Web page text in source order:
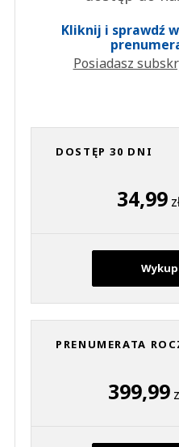
Kliknij i sprawdź
Posiadasz
DOSTĘP 30 DNI
34,99
PRENUMERATA
399,99